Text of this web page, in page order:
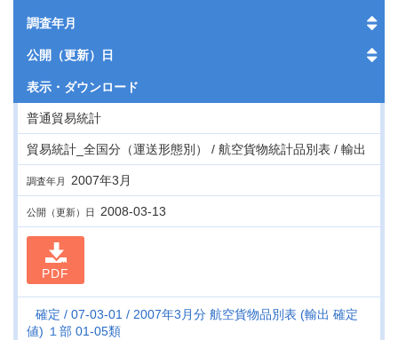
調査年月
公開（更新）日
表示・ ダウンロード
普通貿易統計
貿易統計_全国分（運送形態別） / 航空貨物統計品別表 / 輸出
調査年月 2007年3月
公開（更新）日 2008-03-13
PDF
確定 07-03-01
2007年3月分 航空貨物品別表 (輸出 確定
値) １部 01-05類